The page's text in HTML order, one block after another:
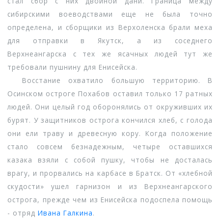
сибирскими воеводствами еще не была точно
определена, и сборщики из Верхоленска брали меха
для отправки в Якутск, а из соседнего
Верхнеангарска с тех же ясачных людей тут же
требовали пушнину для Енисейска.
Восстание охватило большую территорию. В
Осинском остроге Похабов оставил только 17 ратных
людей. Они целый год оборонялись от окруживших их
бурят. У защитников острога кончился хлеб, с голода
они ели траву и древесную кору. Когда положение
стало совсем безнадежным, четыре оставшихся
казака взяли с собой пушку, чтобы не досталась
врагу, и прорвались на карбасе в Братск. От «хлебной
скудости» ушел гарнизон и из Верхнеангарского
острога, прежде чем из Енисейска подоспела помощь
- отряд Ивана Галкина.